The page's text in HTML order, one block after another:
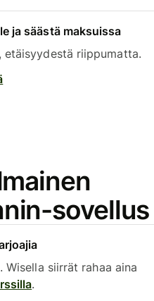
ja säästä maksuissa
etäisyydestä riippumatta.
sovellus
siirrät rahaa aina
.